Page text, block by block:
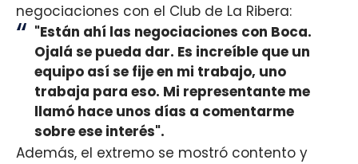
negociaciones con el Club de La Ribera:
"Están ahí las negociaciones con Boca.
Ojalá se pueda dar. Es increíble que un
equipo así se fije en mi trabajo, uno
trabaja para eso. Mi representante me
llamó hace unos días a comentarme
sobre ese interés".
Además, el extremo se mostró contento y